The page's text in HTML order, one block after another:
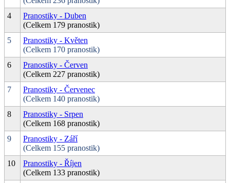
4
Pranostiky - Duben
(Celkem 179 pranostik)
5
Pranostiky - Květen
(Celkem 170 pranostik)
6
Pranostiky - Červen
(Celkem 227 pranostik)
7
Pranostiky - Červenec
(Celkem 140 pranostik)
8
Pranostiky - Srpen
(Celkem 168 pranostik)
9
Pranostiky - Září
(Celkem 155 pranostik)
10
Pranostiky - Říjen
(Celkem 133 pranostik)